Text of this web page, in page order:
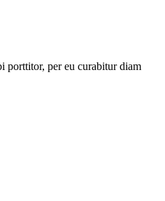
porttitor, per eu curabitur diam